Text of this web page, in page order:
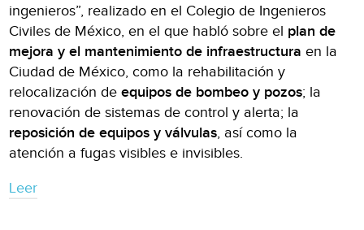
ingenieros”, realizado en el Colegio de Ingenieros
Civiles de México, en el que habló sobre el plan de
mejora y el mantenimiento de infraestructura en la
Ciudad de México, como la rehabilitación y
relocalización deequipos de bombeo y pozos; la
renovación de sistemas de control y alerta; la
reposición de equipos y válvulas, así como la
atención a fugas visibles e invisibles.
Leer